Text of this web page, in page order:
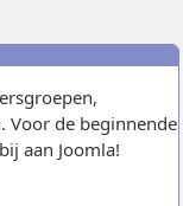
Voor de beginnende
aan Joomla!